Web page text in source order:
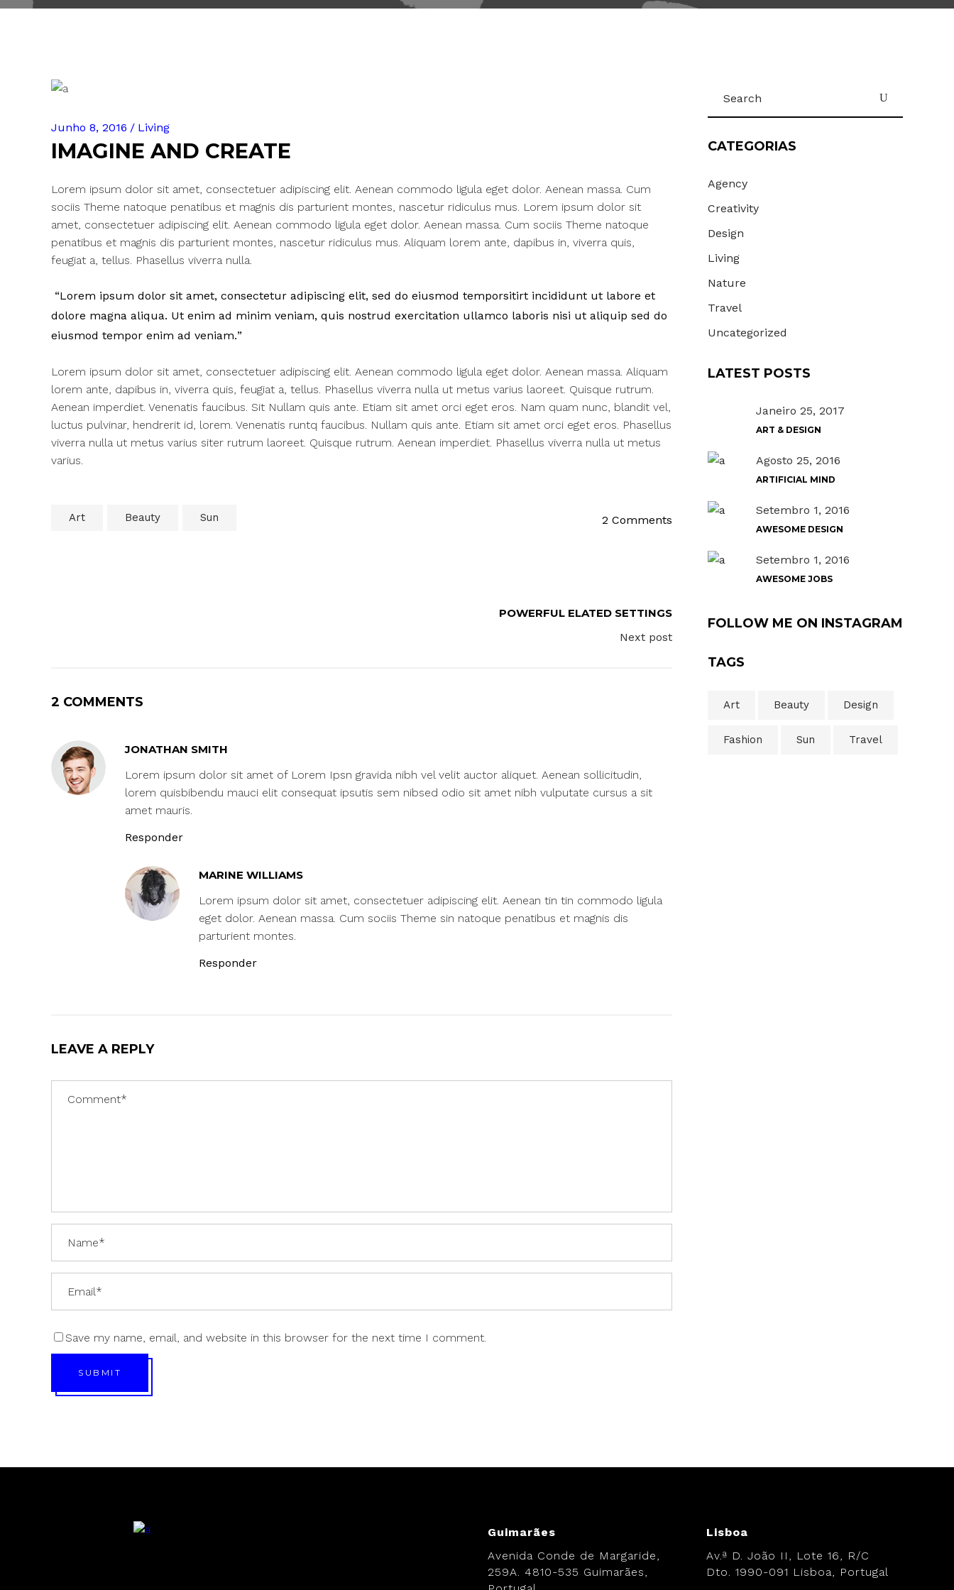
Junho 8, 2016 Living
IMAGINE AND CREATE
Lorem ipsum dolor sit amet, consectetuer adipiscing elit. Aenean commodo ligula eget dolor. Aenean massa. Cum
sociis Theme natoque penatibus et magnis dis parturient montes, nascetur ridiculus mus. Lorem ipsum dolor sit
amet, consectetuer adipiscing elit. Aenean commodo ligula eget dolor. Aenean massa. Cum sociis Theme natoque
penatibus et magnis dis parturient montes, nascetur ridiculus mus. Aliquam lorem ante, dapibus in, viverra quis,
feugiat a, tellus. Phasellus viverra nulla.
Lorem ipsum dolor sit amet, consectetur adipiscing elit, sed do eiusmod temporsitirt incididunt ut labore et
dolore magna aliqua. Ut enim ad minim veniam, quis nostrud exercitation ullamco laboris nisi ut aliquip sed do
eiusmod tempor enim ad veniam.
Lorem ipsum dolor sit amet, consectetuer adipiscing elit. Aenean commodo ligula eget dolor. Aenean massa. Aliquam
lorem ante, dapibus in, viverra quis, feugiat a, tellus. Phasellus viverra nulla ut metus varius laoreet. Quisque rutrum.
Aenean imperdiet. Venenatis faucibus. Sit Nullam quis ante. Etiam sit amet orci eget eros. Nam quam nunc, blandit vel,
luctus pulvinar, hendrerit id, lorem. Venenatis runtq faucibus. Nullam quis ante. Etiam sit amet orci eget eros. Phasellus
viverra nulla ut metus varius siter rutrum laoreet. Quisque rutrum. Aenean imperdiet. Phasellus viverra nulla ut metus
varius.
Art Beauty Sun 2 Comments
POWERFUL ELATED SETTINGS
Next post
2 COMMENTS
JONATHAN SMITH
Lorem ipsum dolor sit amet of Lorem Ipsn gravida nibh vel velit auctor aliquet. Aenean sollicitudin,
lorem quisbibendu mauci elit consequat ipsutis sem nibsed odio sit amet nibh vulputate cursus a sit
amet mauris.
Responder
MARINE WILLIAMS
Lorem ipsum dolor sit amet, consectetuer adipiscing elit. Aenean tin tin commodo ligula
eget dolor. Aenean massa. Cum sociis Theme sin natoque penatibus et magnis dis
parturient montes.
Responder
LEAVE A REPLY
Save my name, email, and website in this browser for the next time I comment.
SUBMIT
for:
CATEGORIAS
Agency
Creativity
Design
Living
Nature
Travel
Uncategorized
LATEST POSTS
Janeiro 25, 2017
ART & DESIGN
Agosto 25, 2016
ARTIFICIAL MIND
Setembro 1, 2016
AWESOME DESIGN
Setembro 1, 2016
AWESOME JOBS
FOLLOW ME ON INSTAGRAM
TAGS
Art Beauty Design
Fashion Sun Travel
Guimarães
Avenida Conde de Margaride,
259A. 4810-535 Guimarães,
Lisboa
Av.ª D. João II, Lote 16, R/C
Dto. 1990-091 Lisboa, Portugal